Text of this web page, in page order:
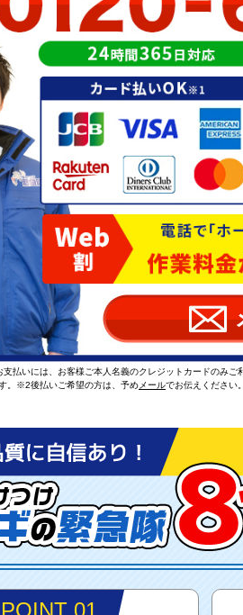
払いには、お客様ご本人名義のクレジットカードのみ
。 ※2後払いご希望の方は、予め メールでお伝えください
POINT 01